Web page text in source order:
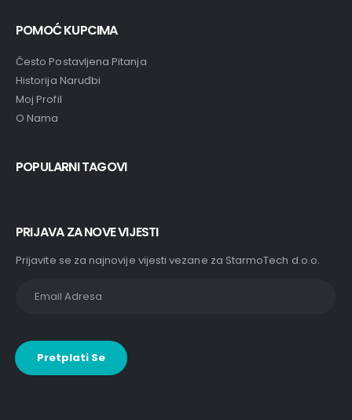
POMOĆ KUPCIMA
Često Postavljena Pitanja
Historija Naruđbi
Moj Profil
O Nama
POPULARNI TAGOVI
PRIJAVA ZA NOVE VIJESTI
Prijavite se za najnovije vijesti vezane za StarmoTech d.o.o.